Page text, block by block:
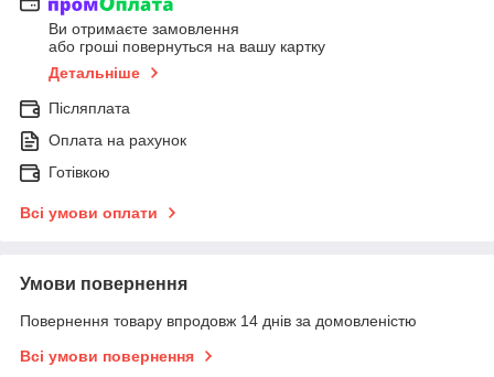
Ви отримаєте замовлення
або гроші повернуться на вашу картку
Детальніше
Післяплата
Оплата на рахунок
Готівкою
Всі умови оплати
Умови повернення
Повернення товару впродовж 14 днів за домовленістю
Всі умови повернення